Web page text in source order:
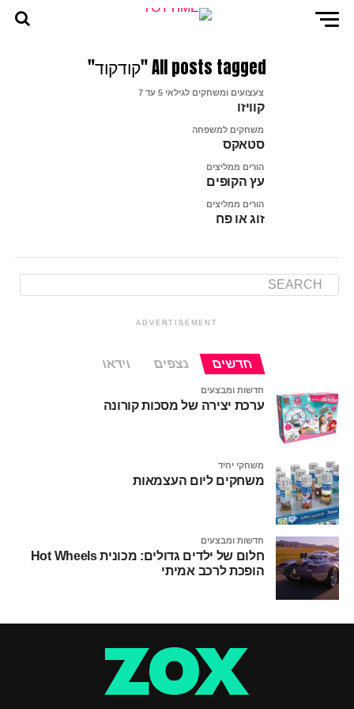
All posts tagged "קודקוד"
צעצועים ומשחקים לגילאי 5 עד 7
קוויזו
משחקים למשפחה
סטאקס
הורים ממליצים
עץ הקופים
הורים ממליצים
זוג או פח
ADVERTISEMENT
חדשים נצפים וידאו
חדשות ומבצעים
ערכת יצירה של מסכות קורונה
משחקי יחיד
משחקים ליום העצמאות
חדשות ומבצעים
חלום של ילדים גדולים: מכונית Hot Wheels
הופכת לרכב אמיתי